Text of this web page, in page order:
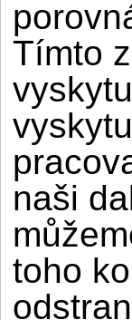
Tímto
naši
toho